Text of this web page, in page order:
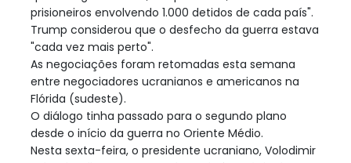
prisioneiros envolvendo 1.000 detidos de cada país".
Trump considerou que o desfecho da guerra estava
"cada vez mais perto".
As negociações foram retomadas esta semana
entre negociadores ucranianos e americanos na
Flórida (sudeste).
O diálogo tinha passado para o segundo plano
desde o início da guerra no Oriente Médio.
Nesta sexta-feira, o presidente ucraniano, Volodimir